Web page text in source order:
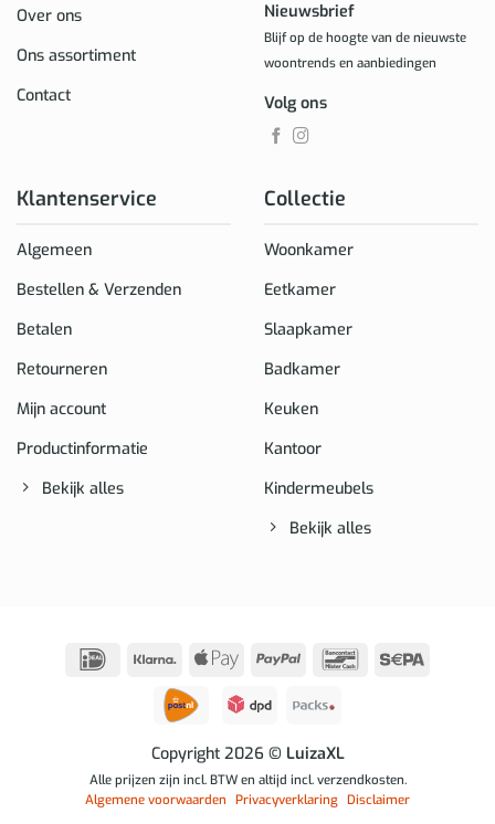
Over ons
Ons assortiment
Contact
Klantenservice
Algemeen
Bestellen & Verzenden
Betalen
Retourneren
Mijn account
Productinformatie
Bekijk alles
Collectie
Woonkamer
Eetkamer
Slaapkamer
Badkamer
Keuken
Kantoor
Kindermeubels
Bekijk alles
Nieuwsbrief
Blijf op de hoogte van de nieuwste
woontrends en aanbiedingen
Volg ons
IDeal Klarna
Apple
PayPal Bancontact
Copyright 2026 © LuizaXL
Alle prijzen zijn incl. BTW en altijd incl. verzendkosten.
Algemene voorwaarden Privacyverklaring Disclaimer